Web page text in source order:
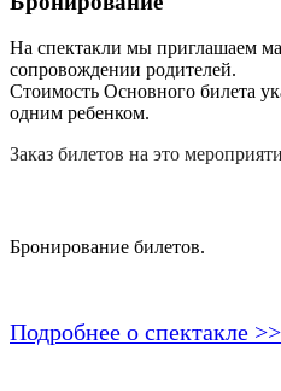
На спектакли мы приглашаем
сопровождении родителей.
Стоимость Основного билета
одним ребенком.
Заказ билетов на это
Бронирование билетов.
Подробнее о спектакле >>